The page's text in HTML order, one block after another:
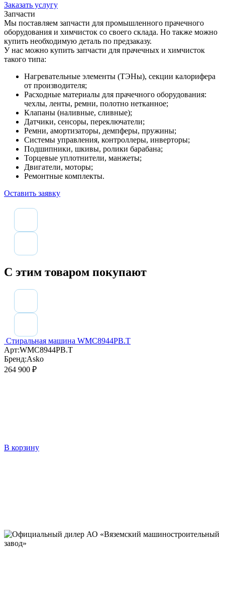
Заказать услугу
Запчасти
Мы поставляем запчасти для промышленного прачечного
оборудования и химчисток со своего склада. Но также можно
купить необходимую деталь по предзаказу.
У нас можно купить запчасти для прачечных и химчисток
такого типа:
Нагревательные элементы (ТЭНы), секции калорифера
от производителя;
Расходные материалы для прачечного оборудования:
чехлы, ленты, ремни, полотно нетканное;
Клапаны (наливные, сливные);
Датчики, сенсоры, переключатели;
Ремни, амортизаторы, демпферы, пружины;
Системы управления, контроллеры, инверторы;
Подшипники, шкивы, ролики барабана;
Торцевые уплотнители, манжеты;
Двигатели, моторы;
Ремонтные комплекты.
Оставить заявку
С этим товаром покупают
Стиральная машина WMC8944PB.T
Арт:WMC8944PB.T
Бренд:Asko
264 900 ₽
В корзину